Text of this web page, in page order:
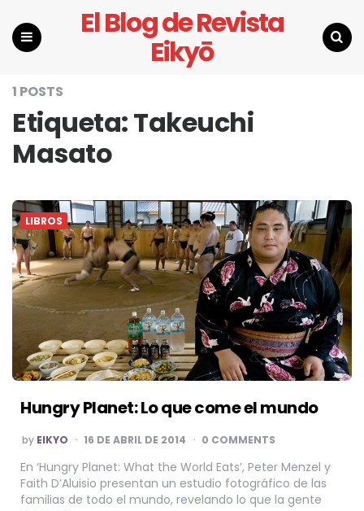
El Blog de Revista
Eikyō
1 POSTS
Etiqueta:Takeuchi
Masato
LIBROS
Hungry Planet: Lo que come el mundo
POSTED
BY
by EIKYO 16 DE ABRIL DE 2014 0 COMMENTS
En ‘Hungry Planet: What the World Eats’, Peter Menzel y
Faith D’Aluisio presentan un estudio fotográfico de las
familias de todo el mundo, revelando lo que la gente